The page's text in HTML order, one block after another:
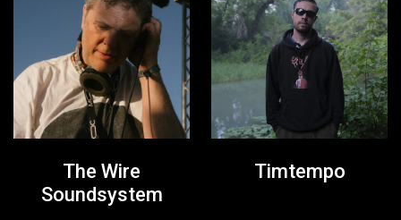
The Wire
Soundsystem
Timtempo